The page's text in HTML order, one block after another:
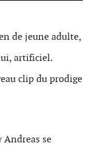
de jeune adulte,
artificiel.
clip du prodige
Andreas se